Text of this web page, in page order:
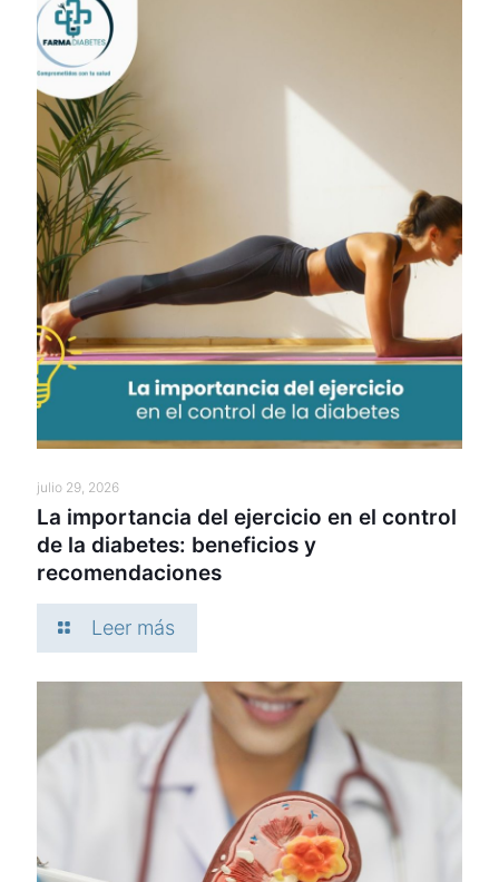
julio 29, 2026
La importancia del ejercicio en el control
de la diabetes: beneficios y
recomendaciones
Leer más